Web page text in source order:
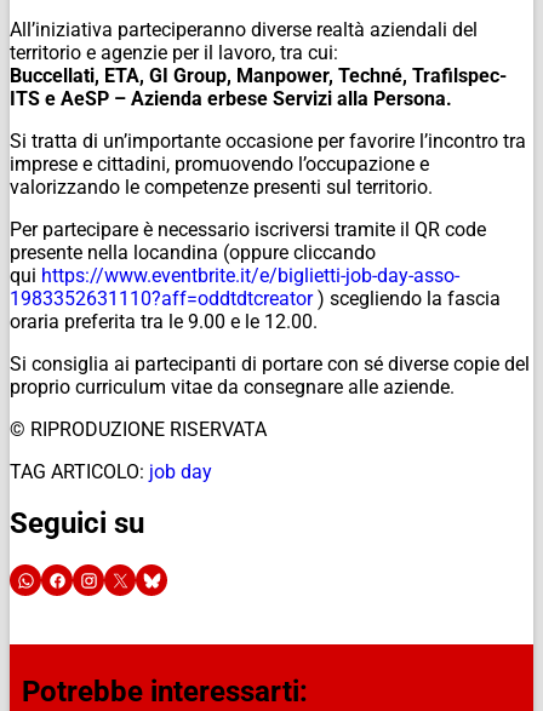
All’iniziativa parteciperanno diverse realtà aziendali del
territorio e agenzie per il lavoro, tra cui:
Buccellati, ETA, GI Group, Manpower, Techné, Trafilspec-
ITS e AeSP – Azienda erbese Servizi alla Persona.
Si tratta di un’importante occasione per favorire l’incontro tra
imprese e cittadini, promuovendo l’occupazione e
valorizzando le competenze presenti sul territorio.
Per partecipare è necessario iscriversi tramite il QR code
presente nella locandina (oppure cliccando
qui https://www.eventbrite.it/e/biglietti-job-day-asso-
1983352631110?aff=oddtdtcreator) scegliendo la fascia
oraria preferita tra le 9.00 e le 12.00.
Si consiglia ai partecipanti di portare con sé diverse copie del
proprio curriculum vitae da consegnare alle aziende.
© RIPRODUZIONE RISERVATA
TAG ARTICOLO: job day
Seguici su
Potrebbe interessarti: